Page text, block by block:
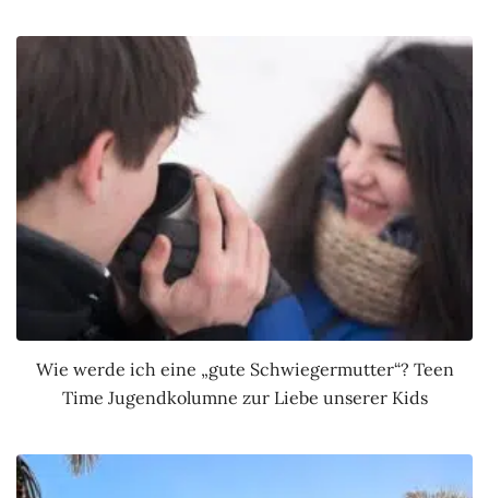
Wie werde ich eine „gute Schwiegermutter“? Teen
Time Jugendkolumne zur Liebe unserer Kids